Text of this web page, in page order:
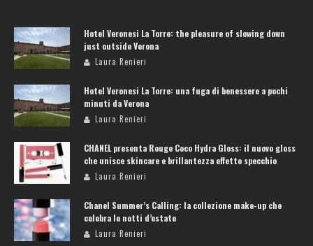
Hotel Veronesi La Torre: the pleasure of slowing down
just outside Verona
Laura Renieri
Hotel Veronesi La Torre: una fuga di benessere a pochi
minuti da Verona
Laura Renieri
CHANEL presenta Rouge Coco Hydra Gloss: il nuovo gloss
che unisce skincare e brillantezza effetto specchio
Laura Renieri
Chanel Summer’s Calling: la collezione make-up che
celebra le notti d’estate
Laura Renieri